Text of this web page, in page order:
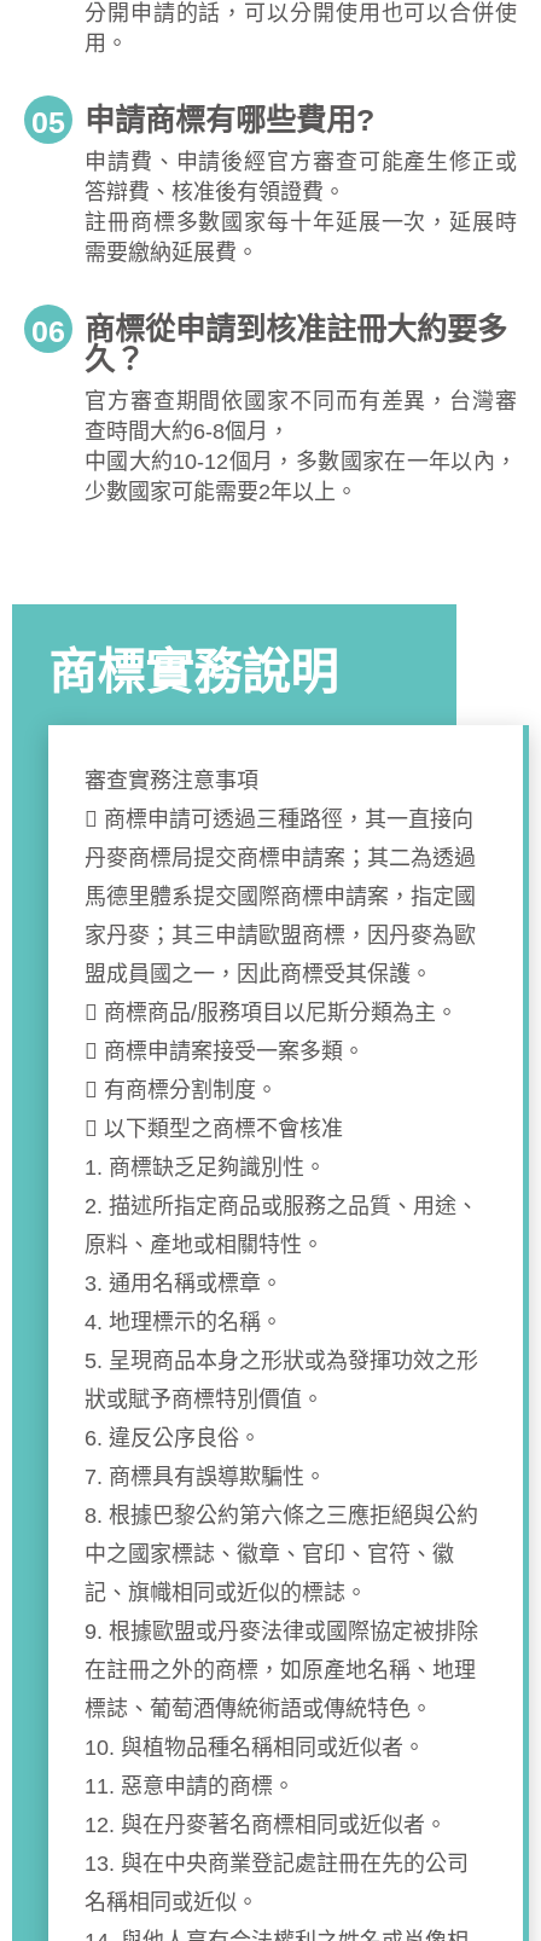
分開申請的話，可以分開使用也可以合併使
用。
05 申請商標有哪些費用?
申請費、申請後經官方審查可能產生修正或
答辯費、核准後有領證費。
註冊商標多數國家每十年延展一次，延展時
需要繳納延展費。
06
商標從申請到核准註冊大約要多
久？
官方審查期間依國家不同而有差異，台灣審
查時間大約6-8個月，
中國大約10-12個月，多數國家在一年以內，
少數國家可能需要2年以上。
商標實務說明
審查實務注意事項
 商標申請可透過三種路徑，其一直接向
丹麥商標局提交商標申請案；其二為透過
馬德里體系提交國際商標申請案，指定國
家丹麥；其三申請歐盟商標，因丹麥為歐
盟成員國之一，因此商標受其保護。
 商標商品/服務項目以尼斯分類為主。
 商標申請案接受一案多類。
 有商標分割制度。
 以下類型之商標不會核准
1. 商標缺乏足夠識別性。
2. 描述所指定商品或服務之品質、用途、
原料、產地或相關特性。
3. 通用名稱或標章。
4. 地理標示的名稱。
5. 呈現商品本身之形狀或為發揮功效之形
狀或賦予商標特別價值。
6. 違反公序良俗。
7. 商標具有誤導欺騙性。
8. 根據巴黎公約第六條之三應拒絕與公約
中之國家標誌、徽章、官印、官符、徽
記、旗幟相同或近似的標誌。
9. 根據歐盟或丹麥法律或國際協定被排除
在註冊之外的商標，如原產地名稱、地理
標誌、葡萄酒傳統術語或傳統特色。
10. 與植物品種名稱相同或近似者。
11. 惡意申請的商標。
12. 與在丹麥著名商標相同或近似者。
13. 與在中央商業登記處註冊在先的公司
名稱相同或近似。